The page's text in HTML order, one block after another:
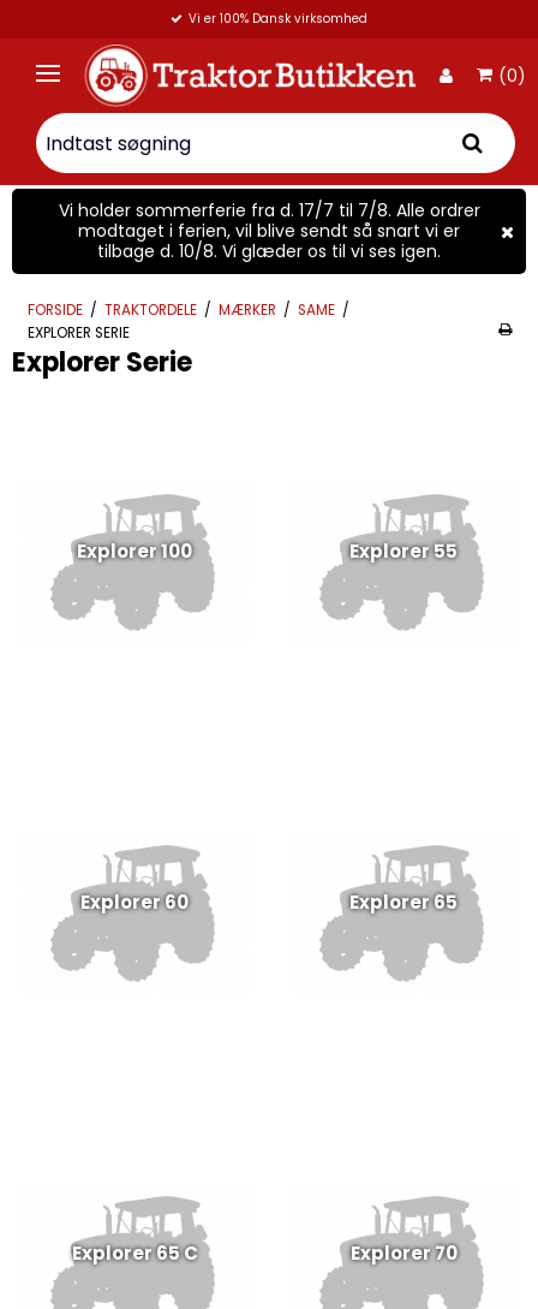
Vi er 100% Dansk virksomhed
(0)
Vi holder sommerferie fra d. 17/7 til 7/8. Alle ordrer
modtaget i ferien, vil blive sendt så snart vi er
tilbage d. 10/8. Vi glæder os til vi ses igen.
FORSIDE / TRAKTORDELE / MÆRKER / SAME /
EXPLORER SERIE
Explorer Serie
Explorer 100 Explorer 55
Explorer 60 Explorer 65
Explorer 65 C Explorer 70